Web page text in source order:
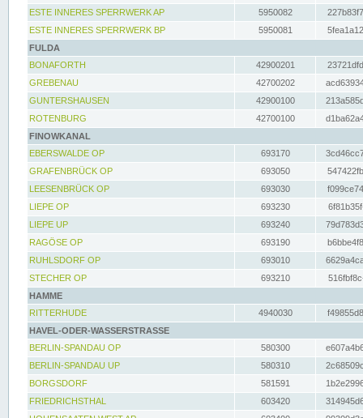
ESTE INNERES SPERRWERK AP
5950082
ESTE INNERES SPERRWERK BP
5950081
FULDA
BONAFORTH
42900201
GREBENAU
42700202
GUNTERSHAUSEN
42900100
ROTENBURG
42700100
FINOWKANAL
EBERSWALDE OP
693170
GRAFENBRÜCK OP
693050
LEESENBRÜCK OP
693030
LIEPE OP
693230
LIEPE UP
693240
RAGÖSE OP
693190
RUHLSDORF OP
693010
STECHER OP
693210
HAMME
RITTERHUDE
4940030
HAVEL-ODER-WASSERSTRASSE
BERLIN-SPANDAU OP
580300
BERLIN-SPANDAU UP
580310
BORGSDORF
581591
FRIEDRICHSTHAL
603420